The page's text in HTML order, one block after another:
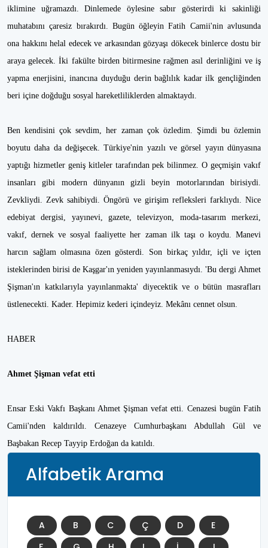
iklimine uğramazdı. Dinlemede öylesine sabır gösterirdi ki sakinliği
muhatabını çaresiz bırakırdı. Bugün öğleyin Fatih Camii'nin avlusunda
ona hakkını helal edecek ve arkasından gözyaşı dökecek binlerce dostu bir
araya gelecek. İki fakülte birden bitirmesine rağmen asıl derinliğini ve iş
yapma enerjisini, inancına duyduğu derin bağlılık kadar ilk gençliğinden
beri içine doğduğu sosyal hareketliliklerden almaktaydı.
Ben kendisini çok sevdim, her zaman çok özledim. Şimdi bu özlemin
boyutu daha da değişecek. Türkiye'nin yazılı ve görsel yayın dünyasına
yaptığı hizmetler geniş kitleler tarafından pek bilinmez. O geçmişin vakıf
insanları gibi modern dünyanın gizli beyin motorlarından birisiydi.
Zevkliydi. Zevk sahibiydi. Öngörü ve girişim refleksleri farklıydı. Nice
edebiyat dergisi, yayınevi, gazete, televizyon, moda-tasarım merkezi,
vakıf, dernek ve sosyal faaliyette her zaman ilk taşı o koydu. Manevi
harcın sağlam olmasına özen gösterdi. Son birkaç yıldır, içli ve içten
isteklerinden birisi de Kaşgar'ın yeniden yayınlanmasıydı. 'Bu dergi Ahmet
Şişman'ın katkılarıyla yayınlanmakta' diyecektik ve o bütün masrafları
üstlenecekti. Kader. Hepimiz kederi içindeyiz. Mekânı cennet olsun.
HABER
Ahmet Şişman vefat etti
Ensar Eski Vakfı Başkanı Ahmet Şişman vefat etti. Cenazesi bugün Fatih
Camii'nden kaldırıldı. Cenazeye Cumhurbaşkanı Abdullah Gül ve
Başbakan Recep Tayyip Erdoğan da katıldı.
Alfabetik Arama
A B C Ç D
E